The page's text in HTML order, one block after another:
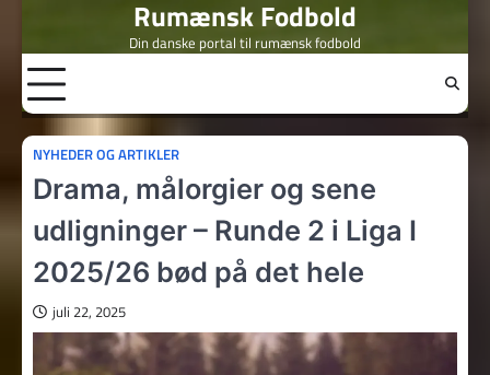
content
Rumænsk Fodbold
Din danske portal til rumænsk fodbold
NYHEDER OG ARTIKLER
Drama, målorgier og sene
udligninger – Runde 2 i Liga I
2025/26 bød på det hele
juli 22, 2025